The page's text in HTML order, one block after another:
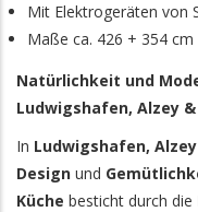
Mit Elektrogeräten von
Maße ca. 426 + 354
Natürlichkeit und
Ludwigshafen, Alzey
In Ludwigshafen,
Design und
Küche besticht durch die